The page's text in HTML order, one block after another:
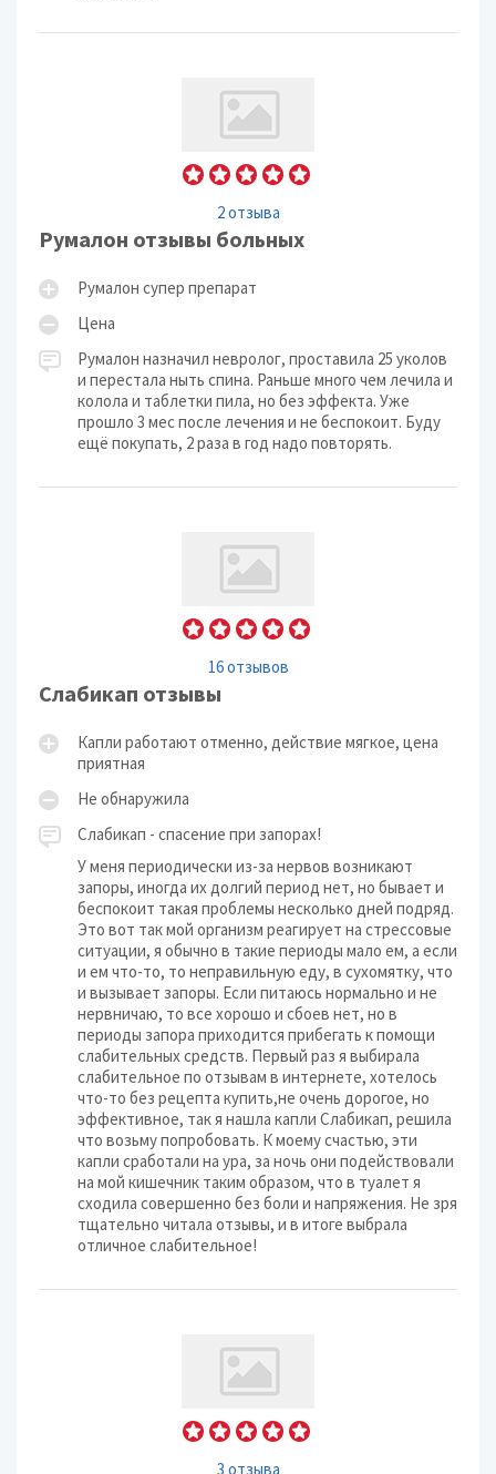
2 отзыва
Румалон отзывы больных
Румалон супер препарат
Цена
Румалон назначил невролог, проставила 25 уколов
и перестала ныть спина. Раньше много чем лечила и
колола и таблетки пила, но без эффекта. Уже
прошло 3 мес после лечения и не беспокоит. Буду
ещё покупать, 2 раза в год надо повторять.
16 отзывов
Слабикап отзывы
Капли работают отменно, действие мягкое, цена
приятная
Не обнаружила
Слабикап - спасение при запорах!
У меня периодически из-за нервов возникают
запоры, иногда их долгий период нет, но бывает и
беспокоит такая проблемы несколько дней подряд.
Это вот так мой организм реагирует на стрессовые
ситуации, я обычно в такие периоды мало ем, а если
и ем что-то, то неправильную еду, в сухомятку, что
и вызывает запоры. Если питаюсь нормально и не
нервничаю, то все хорошо и сбоев нет, но в
периоды запора приходится прибегать к помощи
слабительных средств. Первый раз я выбирала
слабительное по отзывам в интернете, хотелось
что-то без рецепта купить,не очень дорогое, но
эффективное, так я нашла капли Слабикап, решила
что возьму попробовать. К моему счастью, эти
капли сработали на ура, за ночь они подействовали
на мой кишечник таким образом, что в туалет я
сходила совершенно без боли и напряжения. Не зря
тщательно читала отзывы, и в итоге выбрала
отличное слабительное!
3 отзыва